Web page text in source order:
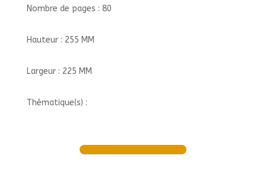
Nombre de pages : 80
Hauteur : 255 MM
Largeur : 225 MM
Thématique(s) :